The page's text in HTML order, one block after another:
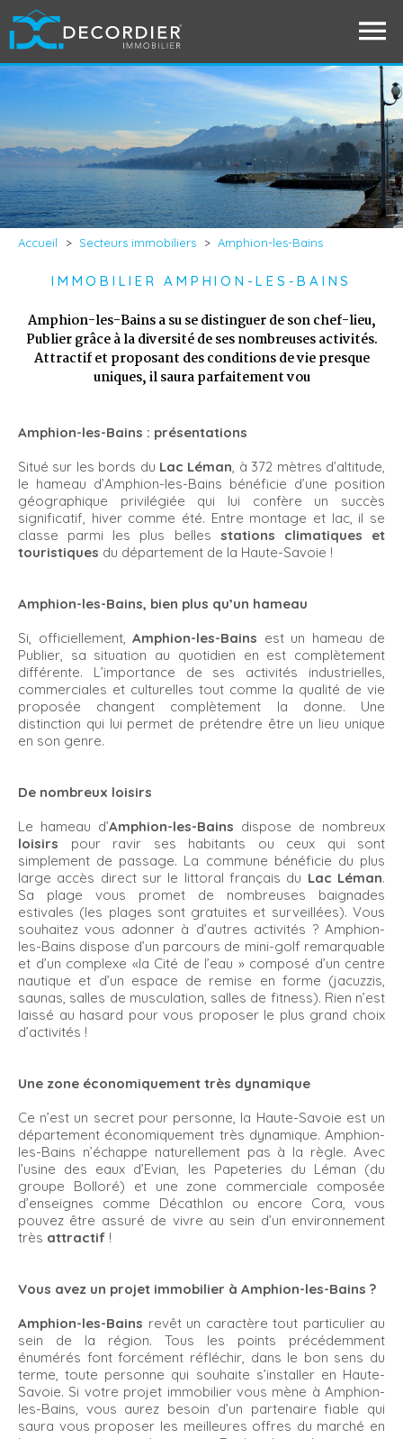
Accueil > Secteurs immobiliers > Amphion-les-Bains
IMMOBILIER AMPHION-LES-BAINS
Amphion-les-Bains a su se distinguer de son chef-lieu,
Publier grâce à la diversité de ses nombreuses activités.
Attractif et proposant des conditions de vie presque
uniques, il saura parfaitement vou
Amphion-les-Bains : présentations
Situé sur les bords du Lac Léman, à 372 mètres d’altitude,
le hameau d’Amphion-les-Bains bénéficie d’une position
géographique privilégiée qui lui confère un succès
significatif, hiver comme été. Entre montage et lac, il se
classe parmi les plus belles stations climatiques et
touristiques du département de la Haute-Savoie !
Amphion-les-Bains, bien plus qu’un hameau
Si, officiellement, Amphion-les-Bains est un hameau de
Publier, sa situation au quotidien en est complètement
différente. L’importance de ses activités industrielles,
commerciales et culturelles tout comme la qualité de vie
proposée changent complètement la donne. Une
distinction qui lui permet de prétendre être un lieu unique
en son genre.
De nombreux loisirs
Le hameau d’Amphion-les-Bains dispose de nombreux
loisirs pour ravir ses habitants ou ceux qui sont
simplement de passage. La commune bénéficie du plus
large accès direct sur le littoral français du Lac Léman.
Sa plage vous promet de nombreuses baignades
estivales (les plages sont gratuites et surveillées). Vous
souhaitez vous adonner à d’autres activités ? Amphion-
les-Bains dispose d’un parcours de mini-golf remarquable
et d’un complexe «la Cité de l’eau » composé d’un centre
nautique et d’un espace de remise en forme (jacuzzis,
saunas, salles de musculation, salles de fitness). Rien n’est
laissé au hasard pour vous proposer le plus grand choix
d’activités !
Une zone économiquement très dynamique
Ce n’est un secret pour personne, la Haute-Savoie est un
département économiquement très dynamique. Amphion-
les-Bains n’échappe naturellement pas à la règle. Avec
l’usine des eaux d’Evian, les Papeteries du Léman (du
groupe Bolloré) et une zone commerciale composée
d’enseignes comme Décathlon ou encore Cora, vous
pouvez être assuré de vivre au sein d’un environnement
très attractif !
Vous avez un projet immobilier à Amphion-les-Bains ?
Amphion-les-Bains revêt un caractère tout particulier au
sein de la région. Tous les points précédemment
énumérés font forcément réfléchir, dans le bon sens du
terme, toute personne qui souhaite s’installer en Haute-
Savoie. Si votre projet immobilier vous mène à Amphion-
les-Bains, vous aurez besoin d’un partenaire fiable qui
saura vous proposer les meilleures offres du marché en